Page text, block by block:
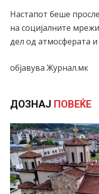
Настапот беше
на социјалните
дел од атмосферата
објавува Журнал.мк
ДОЗНАЈ ПОВЕЌЕ